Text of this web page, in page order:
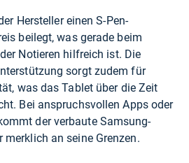
Hersteller einen S-Pen-
beilegt, was gerade beim
Notieren hilfreich ist. Die
sorgt zudem für
was das Tablet über die Zeit
Bei anspruchsvollen Apps oder
der verbaute Samsung-
merklich an seine Grenzen.